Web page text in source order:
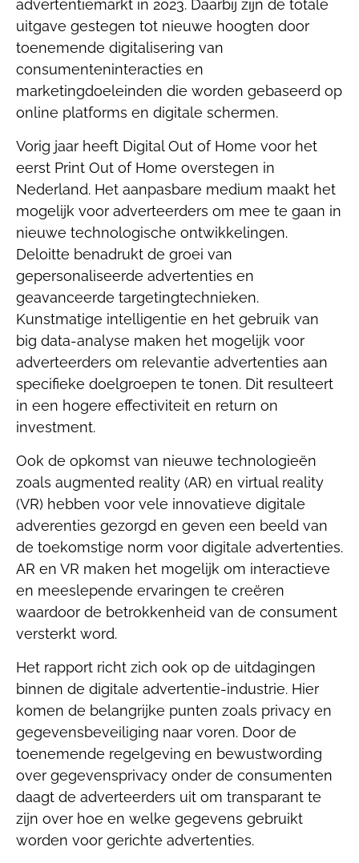
advertentiemarkt in 2023. Daarbij zijn de totale
uitgave gestegen tot nieuwe hoogten door
toenemende digitalisering van
consumenteninteracties en
marketingdoeleinden die worden gebaseerd op
online platforms en digitale schermen.
Vorig jaar heeft Digital Out of Home voor het
eerst Print Out of Home overstegen in
Nederland. Het aanpasbare medium maakt het
mogelijk voor adverteerders om mee te gaan in
nieuwe technologische ontwikkelingen.
Deloitte benadrukt de groei van
gepersonaliseerde advertenties en
geavanceerde targetingtechnieken.
Kunstmatige intelligentie en het gebruik van
big data-analyse maken het mogelijk voor
adverteerders om relevantie advertenties aan
specifieke doelgroepen te tonen. Dit resulteert
in een hogere effectiviteit en return on
investment.
Ook de opkomst van nieuwe technologieën
zoals augmented reality (AR) en virtual reality
(VR) hebben voor vele innovatieve digitale
adverenties gezorgd en geven een beeld van
de toekomstige norm voor digitale advertenties.
AR en VR maken het mogelijk om interactieve
en meeslepende ervaringen te creëren
waardoor de betrokkenheid van de consument
versterkt word.
Het rapport richt zich ook op de uitdagingen
binnen de digitale advertentie-industrie. Hier
komen de belangrijke punten zoals privacy en
gegevensbeveiliging naar voren. Door de
toenemende regelgeving en bewustwording
over gegevensprivacy onder de consumenten
daagt de adverteerders uit om transparant te
zijn over hoe en welke gegevens gebruikt
worden voor gerichte advertenties.